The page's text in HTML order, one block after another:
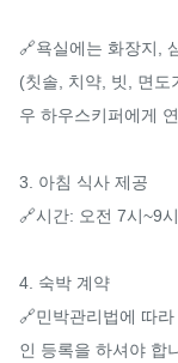
🔗욕실에는 화장지,
(칫솔, 치약, 빗, 면도
우 하우스키퍼에게
3. 아침 식사 제공
🔗시간: 오전 7시~9시.
4. 숙박 계약
🔗민박관리법에 따
인 등록을 하셔야 합